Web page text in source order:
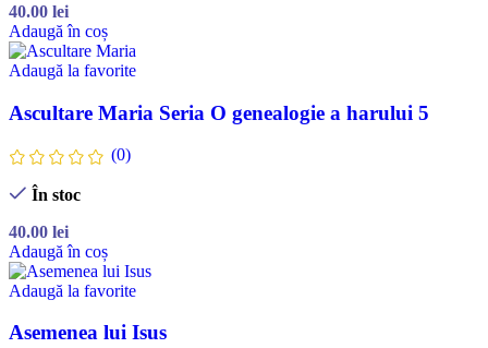
40.00 lei
Adaugă în coș
Adaugă la favorite
Ascultare Maria Seria O genealogie a harului 5
(0)
În stoc
40.00 lei
Adaugă în coș
Adaugă la favorite
Asemenea lui Isus